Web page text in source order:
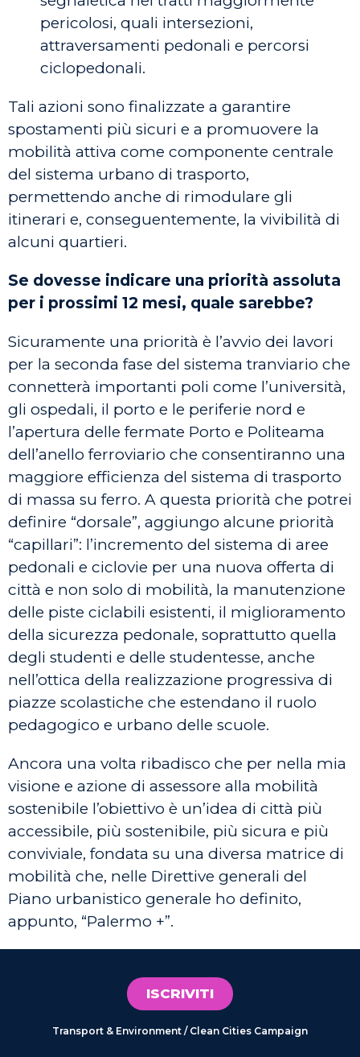
pericolosi, quali intersezioni,
attraversamenti pedonali e percorsi
ciclopedonali.
Tali azioni sono finalizzate a garantire
spostamenti più sicuri e a promuovere la
mobilità attiva come componente centrale
del sistema urbano di trasporto,
permettendo anche di rimodulare gli
itinerari e, conseguentemente, la vivibilità di
alcuni quartieri.
Se dovesse indicare una priorità assoluta
per i prossimi 12 mesi, quale sarebbe?
Sicuramente una priorità è l’avvio dei lavori
per la seconda fase del sistema tranviario che
connetterà importanti poli come l’università,
gli ospedali, il porto e le periferie nord e
l’apertura delle fermate Porto e Politeama
dell’anello ferroviario che consentiranno una
maggiore efficienza del sistema di trasporto
di massa su ferro. A questa priorità che potrei
definire “dorsale”, aggiungo alcune priorità
“capillari”: l’incremento del sistema di aree
pedonali e ciclovie per una nuova offerta di
città e non solo di mobilità, la manutenzione
delle piste ciclabili esistenti, il miglioramento
della sicurezza pedonale, soprattutto quella
degli studenti e delle studentesse, anche
nell’ottica della realizzazione progressiva di
piazze scolastiche che estendano il ruolo
pedagogico e urbano delle scuole.
Ancora una volta ribadisco che per nella mia
visione e azione di assessore alla mobilità
sostenibile l’obiettivo è un’idea di città più
accessibile, più sostenibile, più sicura e più
conviviale, fondata su una diversa matrice di
mobilità che, nelle Direttive generali del
Piano urbanistico generale ho definito,
appunto, “Palermo +”.
ISCRIVITI
Transport & Environment / Clean Cities Campaign